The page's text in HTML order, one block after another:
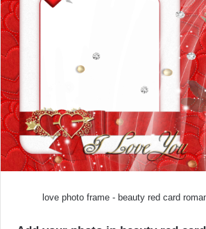
love photo frame - beauty red card